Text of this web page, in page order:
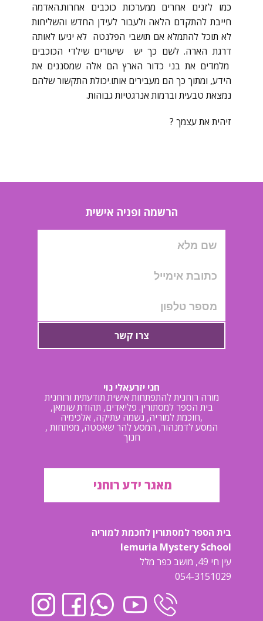
כמו לזנים אחרים ממערכות כוכבים אחרות.האדמה
חייבת להתקדם הלאה ולעבור לעידן החדש והשליחות
לא תוכל להתמלא אם תושבי הפלנטה לא יגיעו לאותה
דרגת הארה. לשם כך יש שיעורים שילדי הכוכבים
מלמדים את בני כדור הארץ הם אלה שמסננים את
הידע, ומתוך כך הם מעבירים אותו.יכולת התקשור שלהם
נמצאת טבעית וברמות אנרגטיות גבוהות.
זיהית את עצמך ?
הרשמה ופניה אישית
צרו קשר
חני יזרעאלי נוי
מורה רוחנית להתפתחות אישית תודעתית ורוחנית
בית הספר למסתורין. פליאדים, תהודת שומאן,
חוכמת למוריה, נשמה עתיקה, אלכימיה,
, המסע לדמנהור, המסע להר שאסטה, מפתחות
חנוך
מאגר ידע רוחני
בית הספר למסתורין לחכמת למוריה
lemuria Mystery School
עין חי 49, מושב כפר מלל
054-3151029